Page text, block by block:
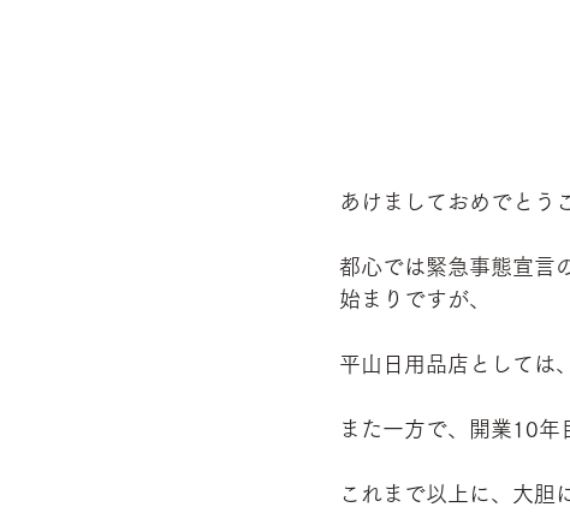
あけましておめでとう
都心では緊急事態宣言
始まりですが、
平山日用品店としては
また一方で、開業10年
これまで以上に、大胆